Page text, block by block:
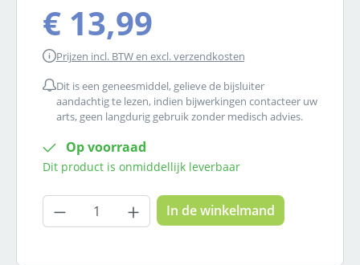
€ 13,99
Prijzen incl. BTW en excl. verzendkosten
Dit is een geneesmiddel, gelieve de bijsluiter
aandachtig te lezen, indien bijwerkingen contacteer uw
arts, geen langdurig gebruik zonder medisch advies.
Op voorraad
Dit product is onmiddellijk leverbaar
Producthoeveelheid: Voer de
In de winkelmand